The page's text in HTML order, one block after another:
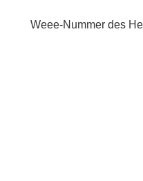
Weee-Nummer des